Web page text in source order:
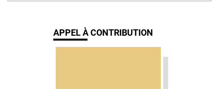
APPEL À CONTRIBUTION